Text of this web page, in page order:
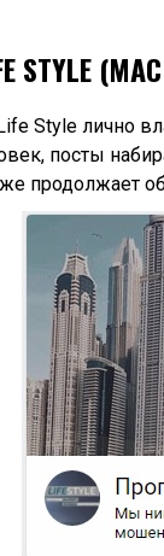
STYLE
Style лично
посты
продолжает